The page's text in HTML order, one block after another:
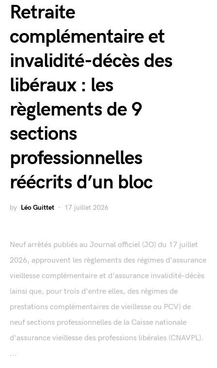
Retraite
complémentaire et
invalidité-décès des
libéraux : les
règlements de 9
sections
professionnelles
réécrits d’un bloc
by Léo Guittet 17 juillet 2026
Neuf arrêtés publiés au Journal officiel (JO) du 17 juillet
2026, approuvent les règlements des régimes d'assurance
vieillesse complémentaire et d'assurance invalidité-décès
(ainsi que, pour trois d'entre elles, des régimes de
prestations complémentaires de vieillesse ou PCV) de
neuf sections professionnelles de la Caisse nationale
d'assurance vieillesse des professions libérales (CNAVPL).
...